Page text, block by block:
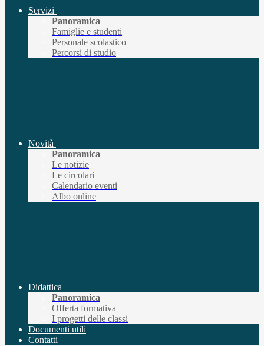
Servizi
Panoramica
Famiglie e studenti
Personale scolastico
Percorsi di studio
Novità
Panoramica
Le notizie
Le circolari
Calendario eventi
Albo online
Didattica
Panoramica
Offerta formativa
I progetti delle classi
Documenti utili
Contatti